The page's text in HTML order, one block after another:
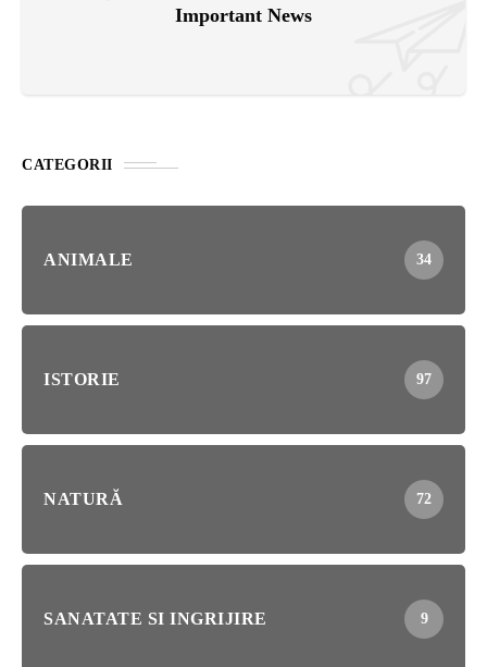
Important News
CATEGORII
ANIMALE 34
ISTORIE 97
NATURĂ 72
SANATATE SI INGRIJIRE 9